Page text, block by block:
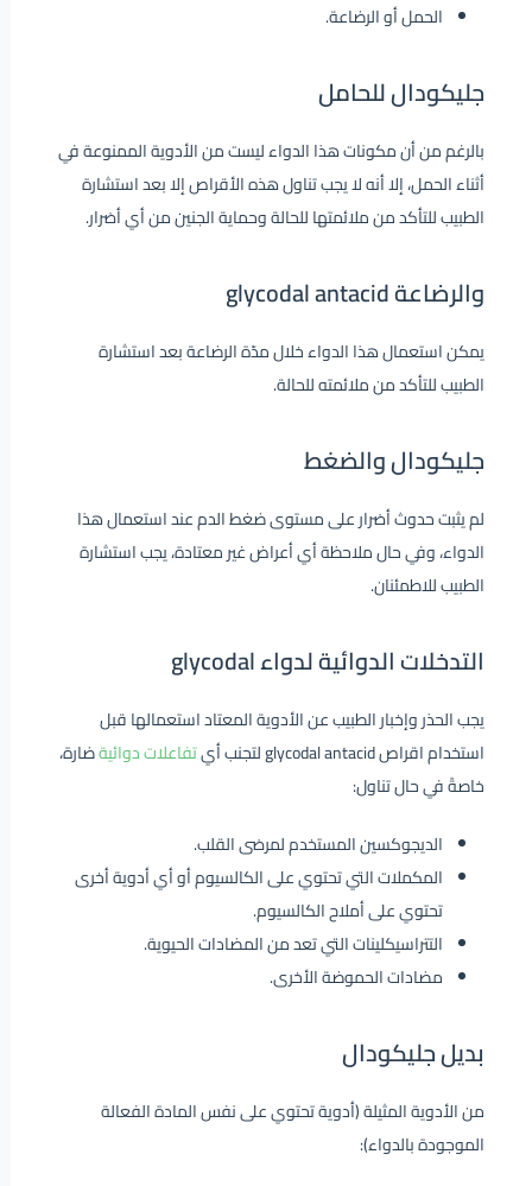
الحمل أو الرضاعة.
جليكودال للحامل
بالرغم من أن مكونات هذا الدواء ليست من الأدوية الممنوعة في
أثناء الحمل، إلا أنه لا يجب تناول هذه الأقراص إلا بعد استشارة
الطبيب للتأكد من ملائمتها للحالة وحماية الجنين من أي أضرار.
والرضاعة glycodal antacid
يمكن استعمال هذا الدواء خلال مدّة الرضاعة بعد استشارة
الطبيب للتأكد من ملائمته للحالة.
جليكودال والضغط
لم يثبت حدوث أضرار على مستوى ضغط الدم عند استعمال هذا
الدواء، وفي حال ملاحظة أي أعراض غير معتادة، يجب استشارة
الطبيب للاطمئنان.
التدخلات الدوائية لدواء glycodal
يجب الحذر وإخبار الطبيب عن الأدوية المعتاد استعمالها قبل
استخدام اقراص glycodal antacid لتجنب أي
تفاعلات دوائيةضارة،
خاصةً في حال تناول:
الديجوكسين المستخدم لمرضى القلب.
المكملات التي تحتوي على الكالسيوم أو أي أدوية أخرى
تحتوي على أملاح الكالسيوم.
التتراسيكلينات التي تعد من المضادات الحيوية.
مضادات الحموضة الأخرى.
بديل جليكودال
من الأدوية المثيلة (أدوية تحتوي على نفس المادة الفعالة
الموجودة بالدواء):